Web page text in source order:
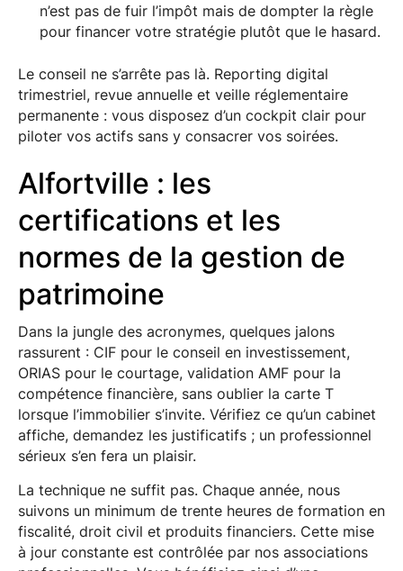
n’est pas de fuir l’impôt mais de dompter la règle
pour financer votre stratégie plutôt que le hasard.
Le conseil ne s’arrête pas là. Reporting digital
trimestriel, revue annuelle et veille réglementaire
permanente : vous disposez d’un cockpit clair pour
piloter vos actifs sans y consacrer vos soirées.
Alfortville : les
certifications et les
normes de la gestion de
patrimoine
Dans la jungle des acronymes, quelques jalons
rassurent : CIF pour le conseil en investissement,
ORIAS pour le courtage, validation AMF pour la
compétence financière, sans oublier la carte T
lorsque l’immobilier s’invite. Vérifiez ce qu’un cabinet
affiche, demandez les justificatifs ; un professionnel
sérieux s’en fera un plaisir.
La technique ne suffit pas. Chaque année, nous
suivons un minimum de trente heures de formation en
fiscalité, droit civil et produits financiers. Cette mise
à jour constante est contrôlée par nos associations